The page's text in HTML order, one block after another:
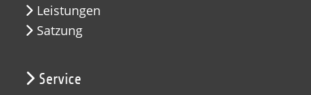
Leistungen
Satzung
Service